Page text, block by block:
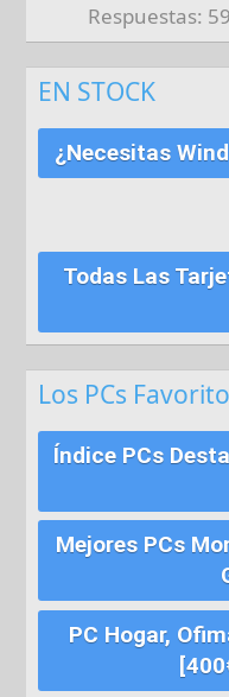
Respuestas 59
EN STOCK
¿Necesitas
Todas Las
Los PCs
Índice PCs
Mejores PCs
PC Hogar,